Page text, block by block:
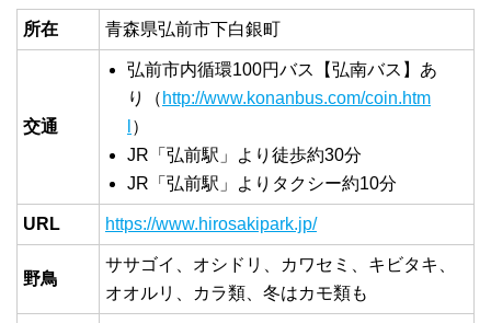
所在 青森県弘前市下白銀町
交通
弘前市内循環100円バス【弘南バス】あ
り（ http://www.konanbus.com/coin.htm
）
JR「弘前駅」より徒歩約30分
JR「弘前駅」よりタクシー約10分
URL https://www.hirosakipark.jp/
野鳥
ササゴイ、オシドリ、カワセミ、キビタキ、
オオルリ、カラ類、冬はカモ類も